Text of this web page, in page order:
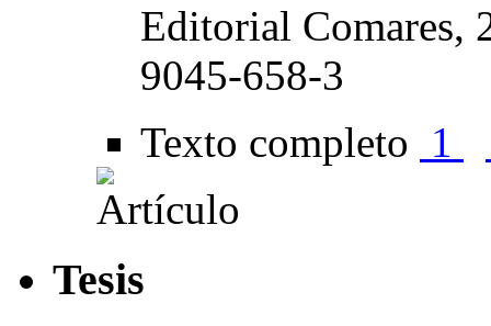
Editorial Comares,
9045-658-3
Texto completo 1
Tesis